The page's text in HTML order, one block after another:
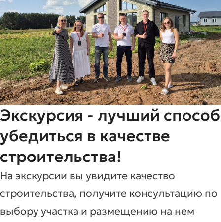
Экскурсия - лучший способ
убедиться в качестве
строительства!
На экскурсии вы увидите качество
строительства, получите консультацию по
выбору участка и размещению на нем